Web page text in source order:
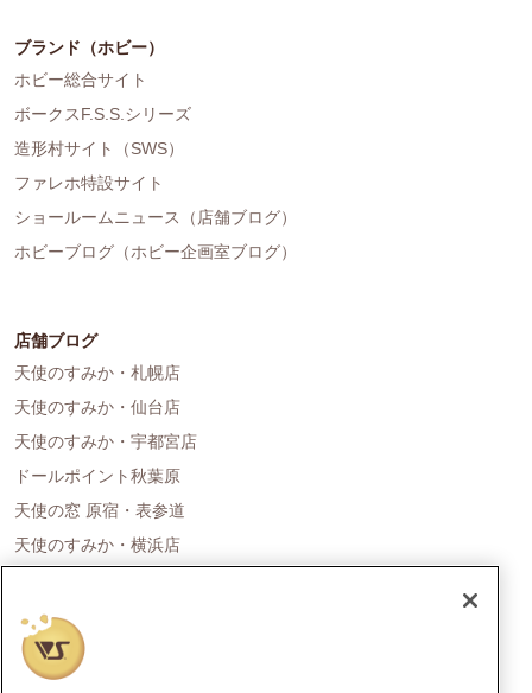
ブランド（ホビー）
ホビー総合サイト
ボークスF.S.S.シリーズ
造形村サイト（SWS）
ファレホ特設サイト
ショールームニュース（店舗ブログ）
ホビーブログ（ホビー企画室ブログ）
店舗ブログ
天使のすみか・札幌店
天使のすみか・仙台店
天使のすみか・宇都宮店
ドールポイント秋葉原
天使の窓 原宿・表参道
天使のすみか・横浜店
天使の里 霞中庵
ドールポイント大阪
天使のすみか・神戸店